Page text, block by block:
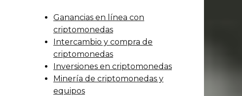
Ganancias en línea con
criptomonedas
Intercambio y compra de
criptomonedas
Inversiones en criptomonedas
Minería de criptomonedas y
equipos